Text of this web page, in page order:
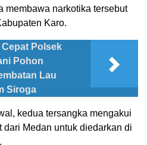
membawa narkotika tersebut
Karo.
Polsek
Pohon
Lau
Siroga
kedua tersangka mengakui
dari Medan untuk diedarkan di